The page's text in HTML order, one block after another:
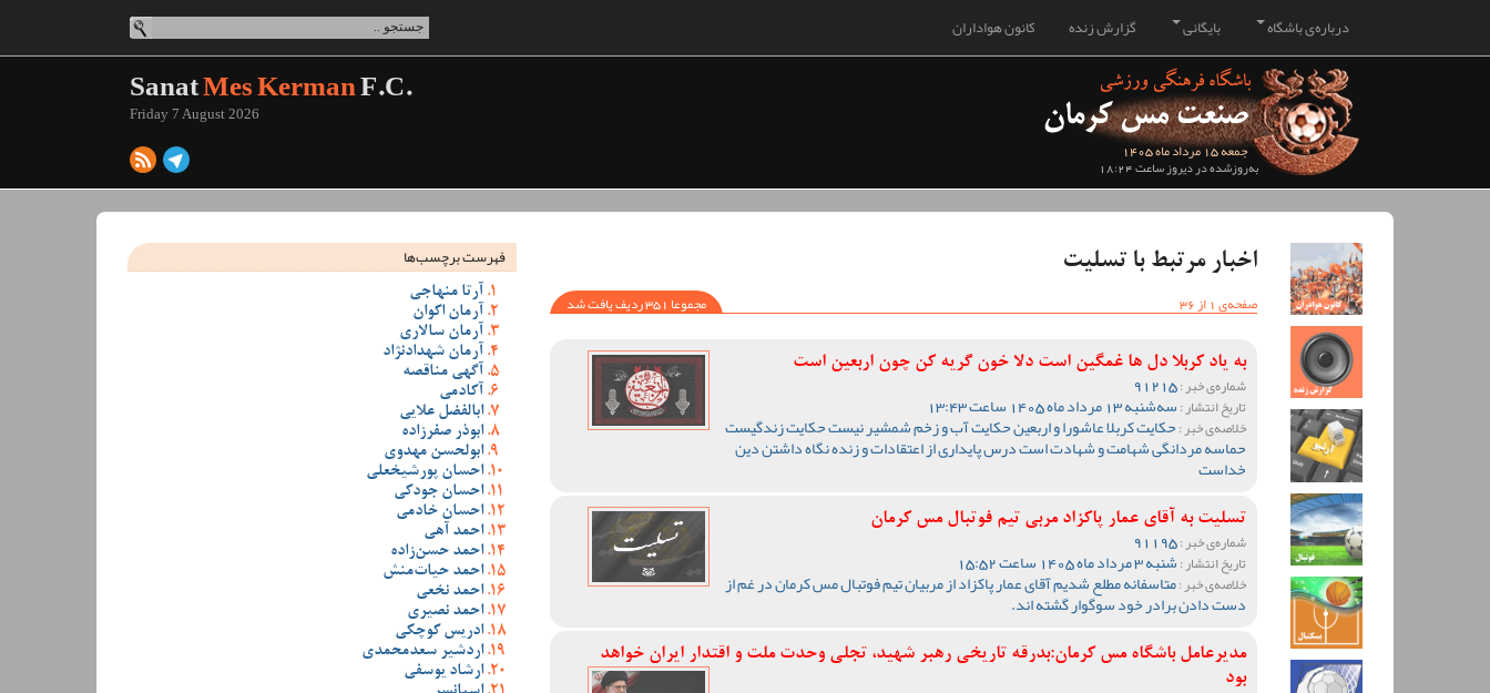
کانون هواداران گزارش زنده بایگانی درباره‌ی باشگاه
جمعه 15 مرداد ماه 1405
به‌روزشده در دیروز ساعت 18:24
SanatMes KermanF.C.
Friday 7 August 2026
اخبار مرتبط با تسلیت
صفحه‌ی 1 از 36
مجموعا 351 ردیف یافت شد
به یاد کربلا دل ها غمگین است دلا خون گریه کن چون اربعین است
شماره‌ی خبر :91215
تاریخ انتشار :سه‌شنبه 13 مرداد ماه 1405 ساعت 13:43
خلاصه‌ی خبر :حکایت کربلا عاشورا و اربعین حکایت آب و زخم شمشیر نیست حکایت زندگیست
حماسه مردانگی شهامت و شهادت است درس پایداری از اعتقادات و زنده نگاه داشتن دین
خداست
تسلیت به آقای عمار پاکزاد مربی تیم فوتبال مس کرمان
شماره‌ی خبر :91195
تاریخ انتشار :شنبه 3 مرداد ماه 1405 ساعت 15:52
خلاصه‌ی خبر :متاسفانه مطلع شدیم آقای عمار پاکزاد از مربیان تیم فوتبال مس کرمان در غم از
دست دادن برادر خود سوگوار گشته اند.
مدیرعامل باشگاه مس کرمان:بدرقه تاریخی رهبر شهید، تجلی وحدت ملت و اقتدار ایران خواهد
بود
فهرست برچسب‌ها
آرتا منهاجی
آرمان اکوان
آرمان سالاری
آرمان شهدادنژاد
آگهی مناقصه
آکادمی
ابالفضل علایی
ابوذر صفرزاده
ابولحسن مهدوی
احسان پورشیخعلی
احسان جودکی
احسان خادمی
احمد آهی
احمد حسن‌زاده
احمد حیات‌منش
احمد نخعی
احمد نصیری
ادریس کوچکی
اردشیر سعدمحمدی
ارشاد یوسفی